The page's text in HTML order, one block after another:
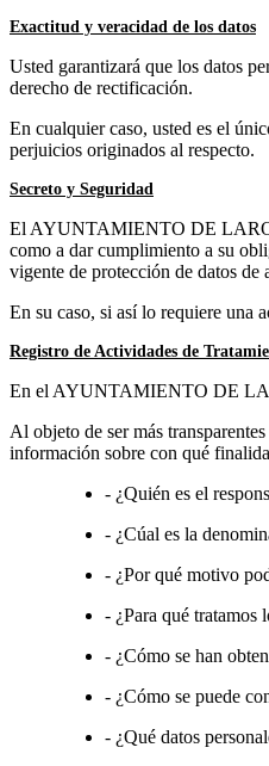
Exactitud y veracidad de los datos
Usted garantizará que los datos
derecho de rectificación.
En cualquier caso, usted es el
perjuicios originados al respecto.
Secreto y Seguridad
El AYUNTAMIENTO DE
como a dar cumplimiento a su
vigente de protección de datos
En su caso, si así lo requiere una
Registro de Actividades de
En el AYUNTAMIENTO DE
Al objeto de ser más
información sobre con qué
- ¿Quién es el
- ¿Cúal es la
- ¿Por qué motivo
- ¿Para qué tratamos
- ¿Cómo se han
- ¿Cómo se puede
- ¿Qué datos